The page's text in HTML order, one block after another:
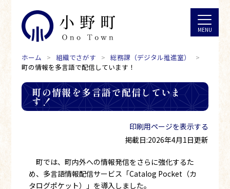
ホーム 組織でさがす
総務課（デジタル推進室）
町の情報を多言語で配信しています！
町の情報を多言語で配信していま
す！
印刷用ページを表示する
掲載日:2026年4月1日更新
町では、町内外への情報発信をさらに強化するた
め、多言語情報配信サービス「Catalog Pocket（カ
タログポケット）」を導入しました。